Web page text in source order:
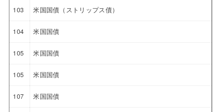
103 米国国債（ストリップス債）
104 米国国債
105 米国国債
105 米国国債
107 米国国債